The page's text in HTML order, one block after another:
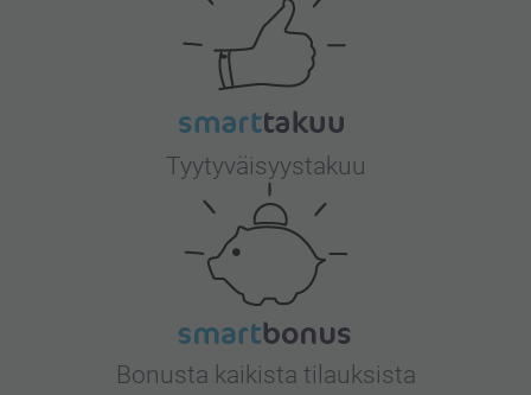
Tyytyväisyystakuu
Bonusta kaikista tilauksista